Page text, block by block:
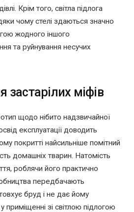
Крім того, світла підлога
чому стелі здаються значно
жодного іншого
та руйнування несучих
застарілих міфів
щодо нібито надзвичайної
експлуатації доводить
покритті найсильніше помітний
домашніх тварин. Натомість
роблячи його практично
передбачають
бруд і не дає йому
приміщенні зі світлою підлогою